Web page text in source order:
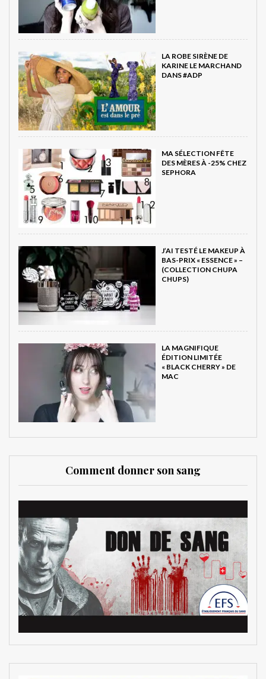
LA ROBE SIRÈNE DE
KARINE LE MARCHAND
DANS #ADP
MA SÉLECTION FÊTE
DES MÈRES À -25% CHEZ
SEPHORA
J’AI TESTÉ LE MAKEUP À
BAS-PRIX « ESSENCE » –
(COLLECTION CHUPA
CHUPS)
LA MAGNIFIQUE
ÉDITION LIMITÉE
« BLACK CHERRY » DE
MAC
Comment donner son sang